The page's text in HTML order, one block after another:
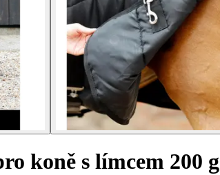
koně s límcem 200 g